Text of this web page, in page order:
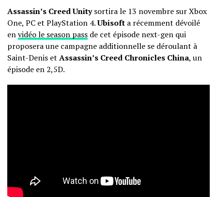
Assassin’s Creed Unitysortira le 13 novembre sur Xbox
One, PC et PlayStation 4.Ubisoft a récemment dévoilé
envidéo le season pass de cet épisode next-gen qui
proposera une campagne additionnelle se déroulant à
Saint-Denis et Assassin’s Creed Chronicles China, un
épisode en 2,5D.